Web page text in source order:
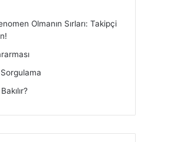
Olmanın Sırları: Takipçi